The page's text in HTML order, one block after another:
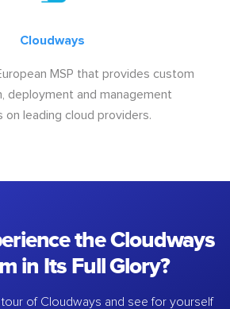
Cloudways
MSP that provides custom
deployment and management
on leading cloud providers.
the Cloudways
in Its Full Glory?
tour of Cloudways and see for yourself